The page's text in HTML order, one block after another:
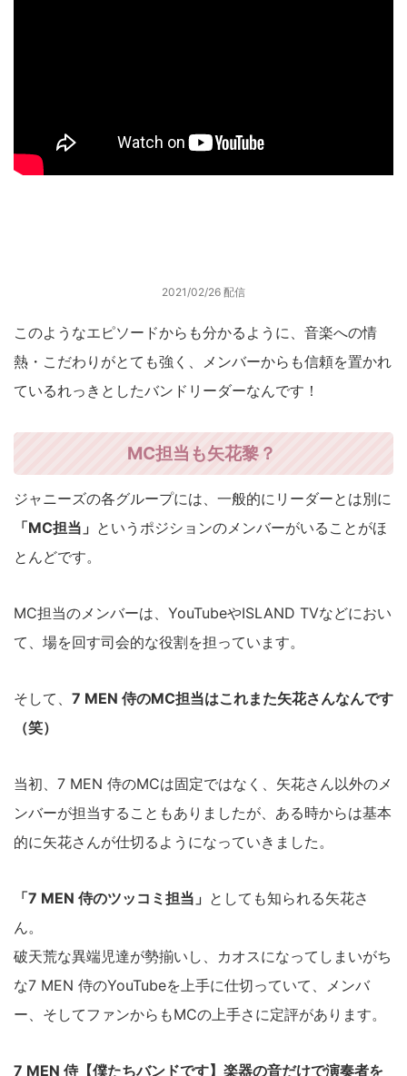
2021/02/26 配信
このようなエピソードからも分かるように、音楽への情
熱・こだわりがとても強く、メンバーからも信頼を置かれ
ているれっきとしたバンドリーダーなんです！
MC担当も矢花黎？
ジャニーズの各グループには、一般的にリーダーとは別に
「MC担当」 というポジションのメンバーがいることがほ
とんどです。
MC担当のメンバーは、YouTubeやISLAND TVなどにおい
て、場を回す司会的な役割を担っています。
そして、 7 MEN 侍のMC担当はこれまた矢花さんなんです
（笑）
当初、7 MEN 侍のMCは固定ではなく、矢花さん以外のメ
ンバーが担当することもありましたが、ある時からは基本
的に矢花さんが仕切るようになっていきました。
「7 MEN 侍のツッコミ担当」 としても知られる矢花さ
ん。
破天荒な異端児達が勢揃いし、カオスになってしまいがち
な7 MEN 侍のYouTubeを上手に仕切っていて、メンバ
ー、そしてファンからもMCの上手さに定評があります。
7 MEN 侍【僕たちバンドです】楽器の音だけで演奏者を